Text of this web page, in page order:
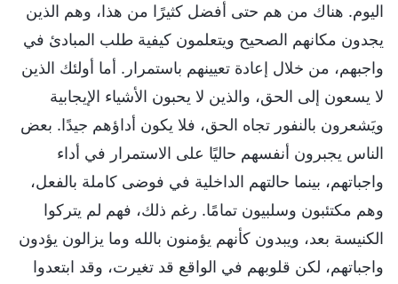
اليوم. هناك من هم حتى أفضل كثيرًا من هذا، وهم الذين
يجدون مكانهم الصحيح ويتعلمون كيفية طلب المبادئ في
واجبهم، من خلال إعادة تعيينهم باستمرار. أما أولئك الذين
لا يسعون إلى الحق، والذين لا يحبون الأشياء الإيجابية
ويَشعرون بالنفور تجاه الحق، فلا يكون أداؤهم جيدًا. بعض
الناس يجبرون أنفسهم حاليًا على الاستمرار في أداء
واجباتهم، بينما حالتهم الداخلية في فوضى كاملة بالفعل،
وهم مكتئبون وسلبيون تمامًا. رغم ذلك، فهم لم يتركوا
الكنيسة بعد، ويبدون كأنهم يؤمنون بالله وما يزالون يؤدون
واجباتهم، لكن قلوبهم في الواقع قد تغيرت، وقد ابتعدوا